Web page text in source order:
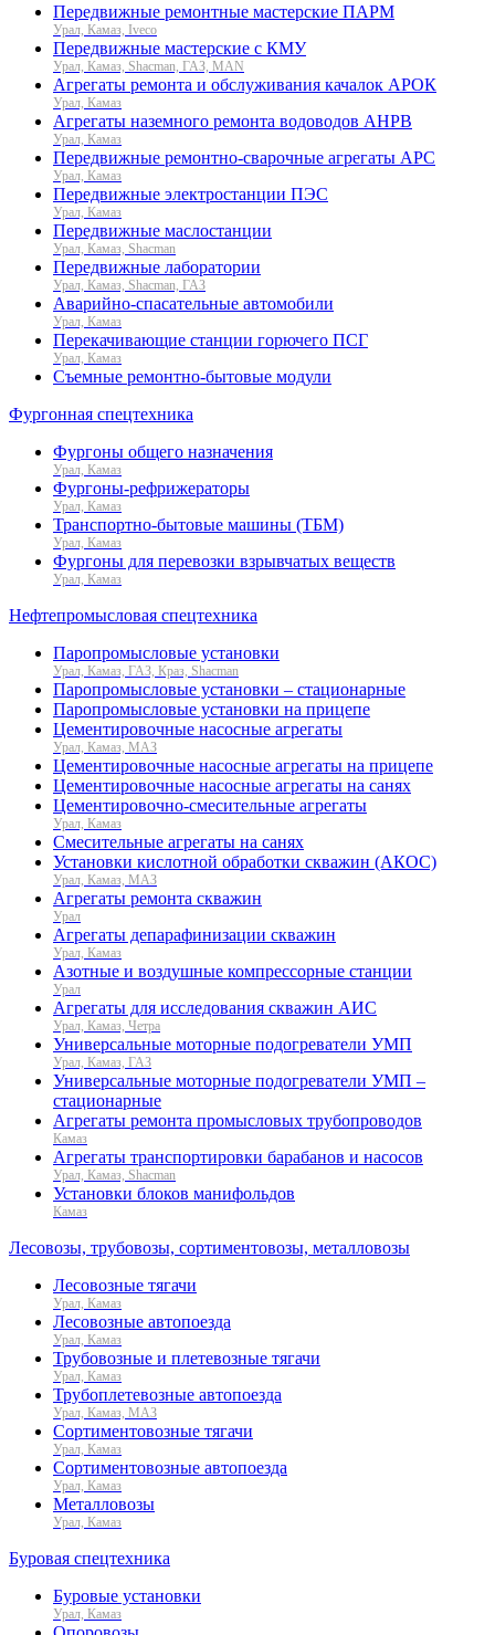
Передвижные ремонтные мастерские ПАРМ
Урал, Камаз, Iveco
Передвижные мастерские с КМУ
Урал, Камаз, Shacman, ГАЗ, MAN
Агрегаты ремонта и обслуживания качалок АРОК
Урал, Камаз
Агрегаты наземного ремонта водоводов АНРВ
Урал, Камаз
Передвижные ремонтно-сварочные агрегаты АРС
Урал, Камаз
Передвижные электростанции ПЭС
Урал, Камаз
Передвижные маслостанции
Урал, Камаз, Shacman
Передвижные лаборатории
Урал, Камаз, Shacman, ГАЗ
Аварийно-спасательные автомобили
Урал, Камаз
Перекачивающие станции горючего ПСГ
Урал, Камаз
Съемные ремонтно-бытовые модули
Фургонная спецтехника
Фургоны общего назначения
Урал, Камаз
Фургоны-рефрижераторы
Урал, Камаз
Транспортно-бытовые машины (ТБМ)
Урал, Камаз
Фургоны для перевозки взрывчатых веществ
Урал, Камаз
Нефтепромысловая спецтехника
Паропромысловые установки
Урал, Камаз, ГАЗ, Краз, Shacman
Паропромысловые установки – стационарные
Паропромысловые установки на прицепе
Цементировочные насосные агрегаты
Урал, Камаз, МАЗ
Цементировочные насосные агрегаты на прицепе
Цементировочные насосные агрегаты на санях
Цементировочно-смесительные агрегаты
Урал, Камаз
Смесительные агрегаты на санях
Установки кислотной обработки скважин (АКОС)
Урал, Камаз, МАЗ
Агрегаты ремонта скважин
Урал
Агрегаты депарафинизации скважин
Урал, Камаз
Азотные и воздушные компрессорные станции
Урал
Агрегаты для исследования скважин АИС
Урал, Камаз, Четра
Универсальные моторные подогреватели УМП
Урал, Камаз, ГАЗ
Универсальные моторные подогреватели УМП –
стационарные
Агрегаты ремонта промысловых трубопроводов
Камаз
Агрегаты транспортировки барабанов и насосов
Урал, Камаз, Shacman
Установки блоков манифольдов
Камаз
Лесовозы, трубовозы, сортиментовозы, металловозы
Лесовозные тягачи
Урал, Камаз
Лесовозные автопоезда
Урал, Камаз
Трубовозные и плетевозные тягачи
Урал, Камаз
Трубоплетевозные автопоезда
Урал, Камаз, МАЗ
Сортиментовозные тягачи
Урал, Камаз
Сортиментовозные автопоезда
Урал, Камаз
Металловозы
Урал, Камаз
Буровая спецтехника
Буровые установки
Урал, Камаз